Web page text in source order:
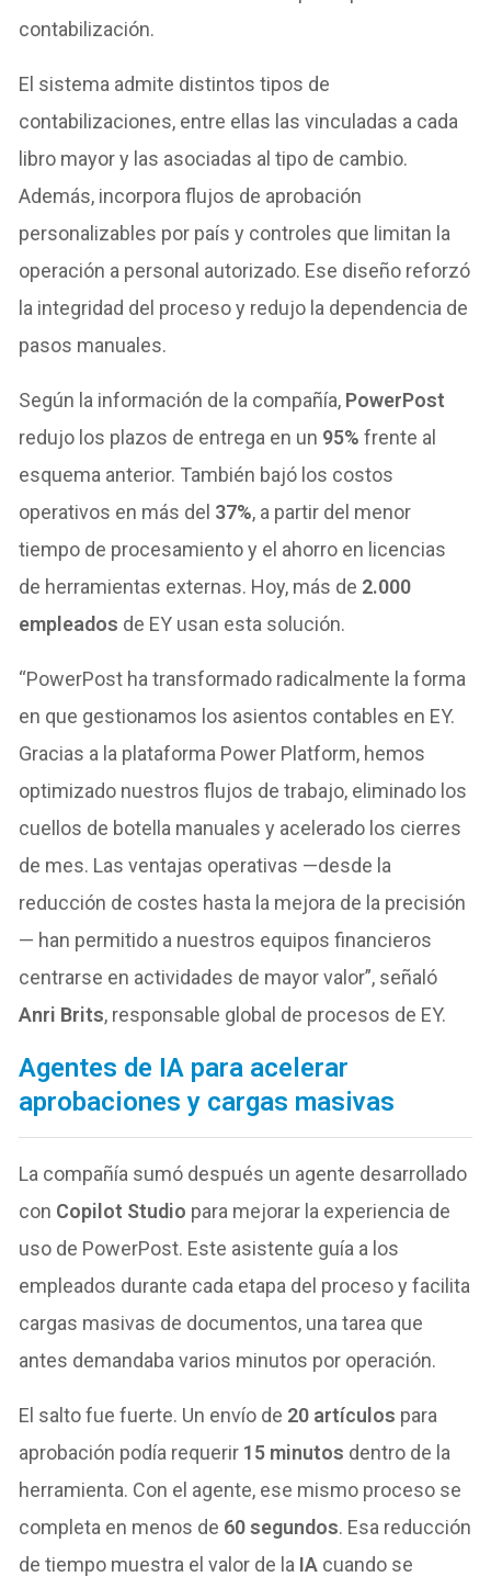
contabilización.
El sistema admite distintos tipos de
contabilizaciones, entre ellas las vinculadas a cada
libro mayor y las asociadas al tipo de cambio.
Además, incorpora flujos de aprobación
personalizables por país y controles que limitan la
operación a personal autorizado. Ese diseño reforzó
la integridad del proceso y redujo la dependencia de
pasos manuales.
Según la información de la compañía, PowerPost
redujo los plazos de entrega en un 95% frente al
esquema anterior. También bajó los costos
operativos en más del 37%, a partir del menor
tiempo de procesamiento y el ahorro en licencias
de herramientas externas. Hoy, más de 2.000
empleados de EY usan esta solución.
“PowerPost ha transformado radicalmente la forma
en que gestionamos los asientos contables en EY.
Gracias a la plataforma Power Platform, hemos
optimizado nuestros flujos de trabajo, eliminado los
cuellos de botella manuales y acelerado los cierres
de mes. Las ventajas operativas —desde la
reducción de costes hasta la mejora de la precisión
— han permitido a nuestros equipos financieros
centrarse en actividades de mayor valor”, señaló
Anri Brits, responsable global de procesos de EY.
Agentes de IA para acelerar
aprobaciones y cargas masivas
La compañía sumó después un agente desarrollado
con Copilot Studio para mejorar la experiencia de
uso de PowerPost. Este asistente guía a los
empleados durante cada etapa del proceso y facilita
cargas masivas de documentos, una tarea que
antes demandaba varios minutos por operación.
El salto fue fuerte. Un envío de 20 artículos para
aprobación podía requerir 15 minutos dentro de la
herramienta. Con el agente, ese mismo proceso se
completa en menos de 60 segundos. Esa reducción
de tiempo muestra el valor de la IA cuando se